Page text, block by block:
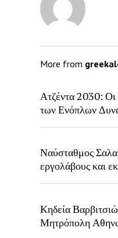
More from
Ατζέντα 2030: Οι
των Ενόπλων
Ναύσταθμος
εργολάβους και
Κηδεία
Μητρόπολη